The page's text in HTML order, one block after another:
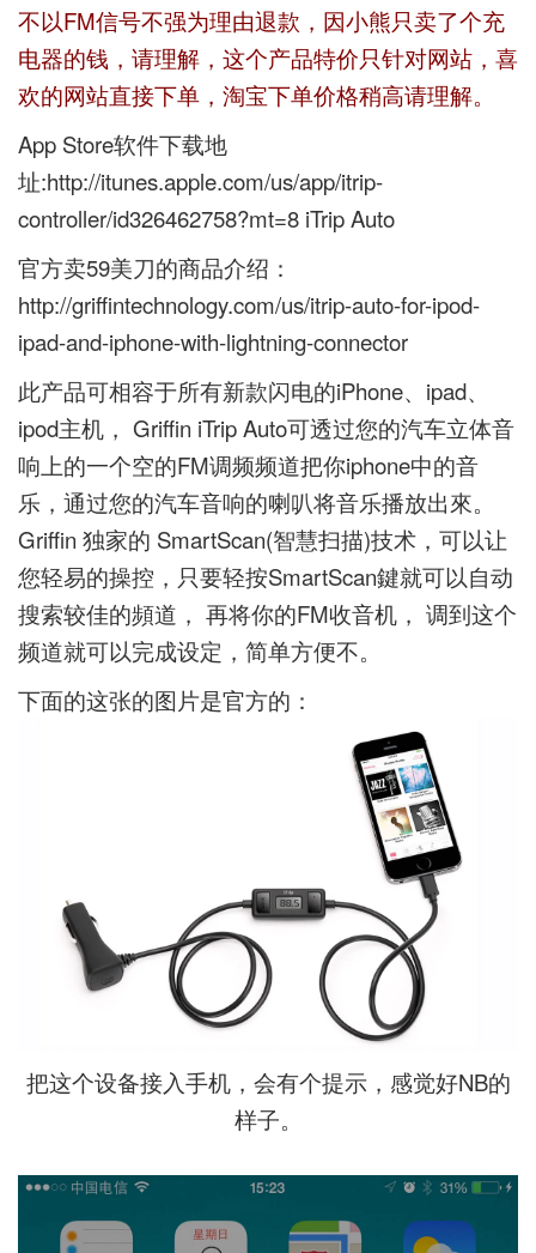
不以FM信号不强为理由退款，因小熊只卖了个充
电器的钱，请理解，这个产品特价只针对网站，喜
欢的网站直接下单，淘宝下单价格稍高请理解。
App Store软件下载地
址:http://itunes.apple.com/us/app/itrip-
controller/id326462758?mt=8 iTrip Auto
官方卖59美刀的商品介绍：
http://griffintechnology.com/us/itrip-auto-for-ipod-
ipad-and-iphone-with-lightning-connector
此产品可相容于所有新款闪电的iPhone、ipad、
ipod主机， Griffin iTrip Auto可透过您的汽车立体音
响上的一个空的FM调频频道把你iphone中的音
乐，通过您的汽车音响的喇叭将音乐播放出來。
Griffin 独家的 SmartScan(智慧扫描)技术，可以让
您轻易的操控，只要轻按SmartScan鍵就可以自动
搜索较佳的頻道， 再将你的FM收音机， 调到这个
频道就可以完成设定，简单方便不。
下面的这张的图片是官方的：
把这个设备接入手机，会有个提示，感觉好NB的
样子。